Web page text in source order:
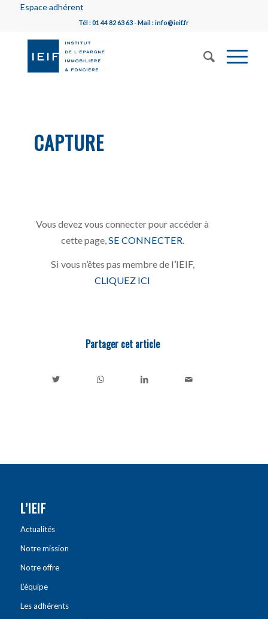
Espace adhérent
Tél : 01 44 82 63 63 - Mail : info@ieif.fr
CAPTURE
Vous devez vous connecter pour accéder à
cette page, SE CONNECTER
Si vous n’êtes pas membre de l’IEIF,
CLIQUEZ ICI
Partager cet article
L’IEIF
Actualités
Notre mission
Notre offre
L’équipe
Les adhérents